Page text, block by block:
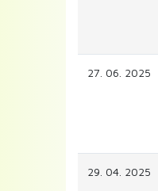
27. 06. 2025
29. 04. 2025